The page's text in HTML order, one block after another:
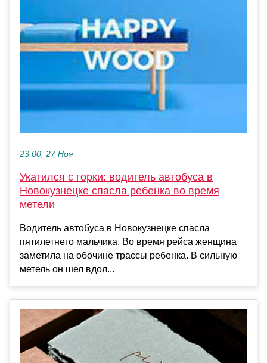
23:00, 27 Ноя
Укатился с горки: водитель автобуса в
Новокузнецке спасла ребенка во время
метели
Водитель автобуса в Новокузнецке спасла
пятилетнего мальчика. Во время рейса женщина
заметила на обочине трассы ребенка. В сильную
метель он шел вдол...